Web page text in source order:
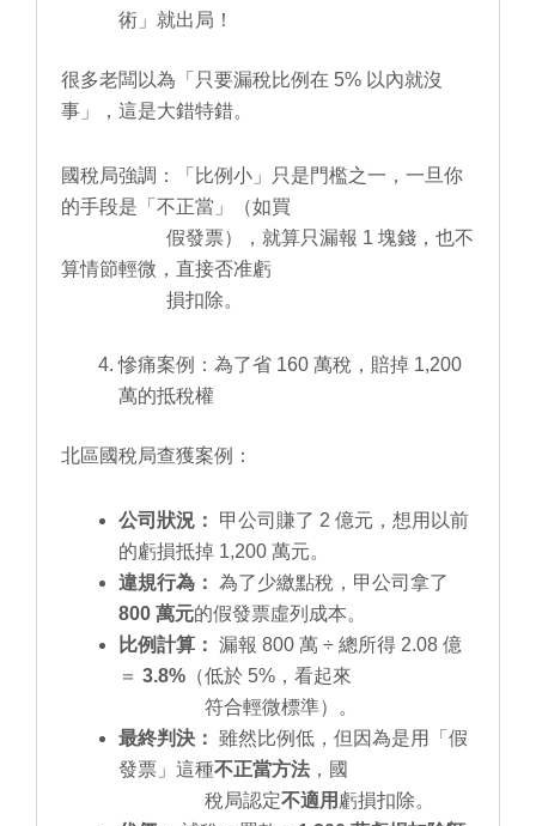
術」就出局！
很多老闆以為「只要漏稅比例在 5% 以內就沒
事」，這是大錯特錯。
國稅局強調：「比例小」只是門檻之一，一旦你
的手段是「不正當」（如買
假發票），就算只漏報 1 塊錢，也不
算情節輕微，直接否准虧
損扣除。
慘痛案例：為了省 160 萬稅，賠掉 1,200
萬的抵稅權
北區國稅局查獲案例：
公司狀況：
甲公司賺了 2 億元，想用以前
的虧損抵掉 1,200 萬元。
違規行為： 為了少繳點稅，甲公司拿了
800 萬元的假發票虛列成本。
比例計算： 漏報 800 萬 ÷ 總所得 2.08 億
＝ 3.8% （低於 5%，看起來
符合輕微標準）。
最終判決： 雖然比例低，但因為是用「假
發票」這種不正當方法 ，國
稅局認定不適用 虧損扣除。